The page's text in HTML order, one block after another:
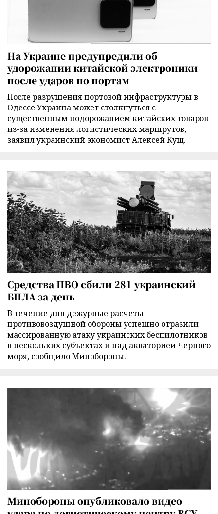
На Украине предупредили об
удорожании китайской электроники
после ударов по портам
После разрушения портовой инфраструктуры в
Одессе Украина может столкнуться с
существенным подорожанием китайских товаров
из-за изменения логистических маршрутов,
заявил украинский экономист Алексей Кущ.
Средства ПВО сбили 281 украинский
БПЛА за день
В течение дня дежурные расчеты
противовоздушной обороны успешно отразили
массированную атаку украинских беспилотников
в нескольких субъектах и над акваторией Черного
моря, сообщило Минобороны.
Минобороны опубликовало видео